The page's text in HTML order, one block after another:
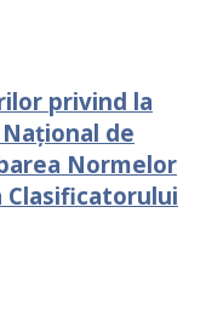
privind la
de
Normelor